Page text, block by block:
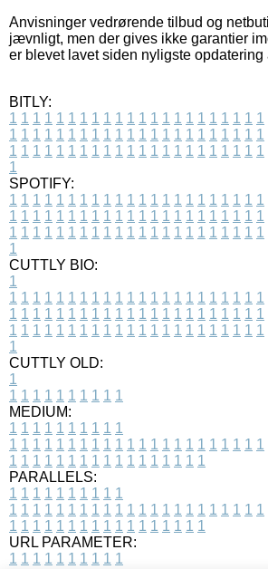
Anvisninger vedrørende tilbud og
jævnligt, men der gives ikke garantier
er blevet lavet siden nyligste opdatering
BITLY:
1 1 1 1 1 1 1 1 1 1 1 1 1 1 1 1 1 1 1 1 1 1
1 1 1 1 1 1 1 1 1 1 1 1 1 1 1 1 1 1 1 1 1 1
1 1 1 1 1 1 1 1 1 1 1 1 1 1 1 1 1 1 1 1 1 1
1
SPOTIFY:
1 1 1 1 1 1 1 1 1 1 1 1 1 1 1 1 1 1 1 1 1 1
1 1 1 1 1 1 1 1 1 1 1 1 1 1 1 1 1 1 1 1 1 1
1 1 1 1 1 1 1 1 1 1 1 1 1 1 1 1 1 1 1 1 1 1
1
CUTTLY BIO:
1
1 1 1 1 1 1 1 1 1 1 1 1 1 1 1 1 1 1 1 1 1 1
1 1 1 1 1 1 1 1 1 1 1 1 1 1 1 1 1 1 1 1 1 1
1 1 1 1 1 1 1 1 1 1 1 1 1 1 1 1 1 1 1 1 1 1
1
CUTTLY OLD:
1
1 1 1 1 1 1 1 1 1 1
MEDIUM:
1 1 1 1 1 1 1 1 1 1
1 1 1 1 1 1 1 1 1 1 1 1 1 1 1 1 1 1 1 1 1 1
1 1 1 1 1 1 1 1 1 1 1 1 1 1 1 1 1
PARALLELS:
1 1 1 1 1 1 1 1 1 1
1 1 1 1 1 1 1 1 1 1 1 1 1 1 1 1 1 1 1 1 1 1
1 1 1 1 1 1 1 1 1 1 1 1 1 1 1 1 1
URL PARAMETER:
1 1 1 1 1 1 1 1 1 1